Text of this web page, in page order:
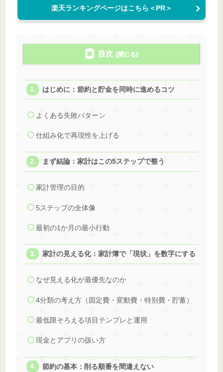
楽天ランキングページはこちら＜PR＞
目次
はじめに：節約と貯金を同時に進めるコツ
よくある失敗パターン
仕組み化で再現性を上げる
まず結論：家計はこの5ステップで整う
家計管理の目的
5ステップの全体像
最初の1か月の最小行動
家計の見える化：家計簿で「現状」を数字にする
なぜ見える化が最優先なのか
4分類の考え方（固定費・変動費・特別費・貯蓄）
最低限そろえる項目テンプレと運用
現金とアプリの扱い方
節約の基本：削る順番を間違えない